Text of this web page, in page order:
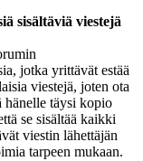
sisältäviä viestejä
jotka yrittävät estää
viestejä, joten ota
hänelle täysi kopio
se sisältää kaikki
viestin lähettäjän
tarpeen mukaan.